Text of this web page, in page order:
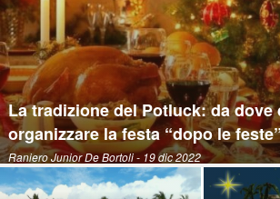
La tradizione del Potluck: da dove
organizzare la festa “dopo le
Raniero Junior De Bortoli- 19 dic 2022